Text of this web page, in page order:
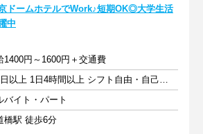
ドームホテルでWork♪短期OK◎大学生活
中
1400円～1600円＋交通費
週1日以上 1日4時間以上 シフト自由・自己申告
バイト・パート
橋駅 徒歩6分